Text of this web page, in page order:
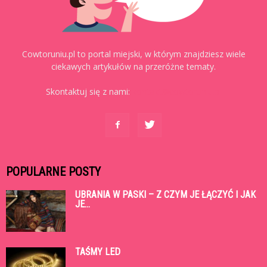
Cowtoruniu.pl to portal miejski, w którym znajdziesz wiele
ciekawych artykułów na przeróżne tematy.
Skontaktuj się z nami:
POPULARNE POSTY
UBRANIA W PASKI – Z CZYM JE ŁĄCZYĆ I JAK
JE...
TAŚMY LED